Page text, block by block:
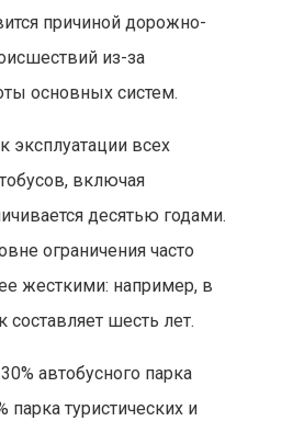
причиной дорожно-
из-за
основных систем.
эксплуатации всех
включая
десятью годами.
ограничения часто
жесткими: например, в
составляет шесть лет.
автобусного парка
парка туристических и